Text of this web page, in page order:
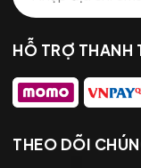
HỖ TRỢ THANH
THEO DÕI